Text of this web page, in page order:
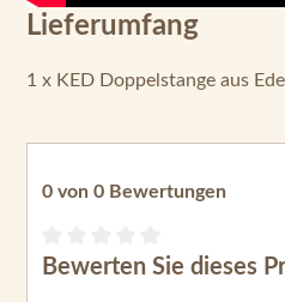
Lieferumfang
1 x KED Doppelstange aus
0 von 0 Bewertungen
Durchschnittliche
Bewerten Sie dieses